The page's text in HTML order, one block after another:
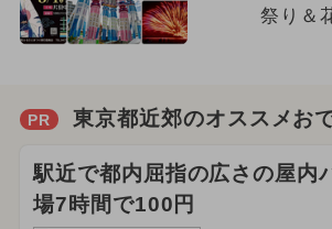
祭り＆
PR 東京都近郊のオススメお
駅近で都内屈指の広さの屋内
場7時間で100円